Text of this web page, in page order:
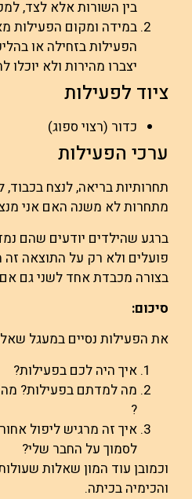
בין השורות אלא לצד,
במידה ומקום הפעילות
הפעילות בזחילה או
יצברו מהירות ולא
ציוד לפעילות
כדור (רצוי ספוג)
ערכי הפעילות
תחרותיות בריאה, לנצח בכבוד,
מתחרות לא משנה האם אני
ברגע שהילדים יודעים שהם
פועלים ולא רק על התוצאה
בצורה מכבדת אחד לשני גם
סיכום:
את הפעילות נסיים במעגל
איך היה לכם בפעילות?
מה למדתם בפעילות?
?
איך זה מרגיש ליפול
לסמוך על החבר שלי?
וכמובן עוד המון שאלות
והכימיה בכיתה.